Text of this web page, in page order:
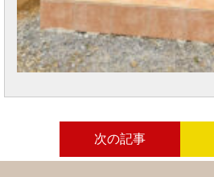
次の記事